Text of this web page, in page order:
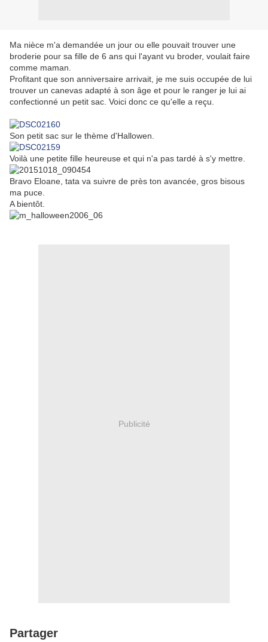
Ma nièce m'a demandée un jour ou elle pouvait trouver une
broderie pour sa fille de 6 ans qui l'ayant vu broder, voulait faire
comme maman.
Profitant que son anniversaire arrivait, je me suis occupée de lui
trouver un canevas adapté à son âge et pour le ranger je lui ai
confectionné un petit sac. Voici donc ce qu'elle a reçu.
Son petit sac sur le thème d'Hallowen.
Voilà une petite fille heureuse et qui n'a pas tardé à s'y mettre.
Bravo Eloane, tata va suivre de près ton avancée, gros bisous
ma puce.
A bientôt.
Publicité
Partager